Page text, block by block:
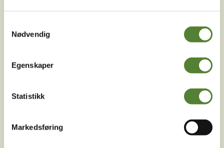
Nødvendig
Egenskaper
Statistikk
Markedsføring
Instagram Snapchat